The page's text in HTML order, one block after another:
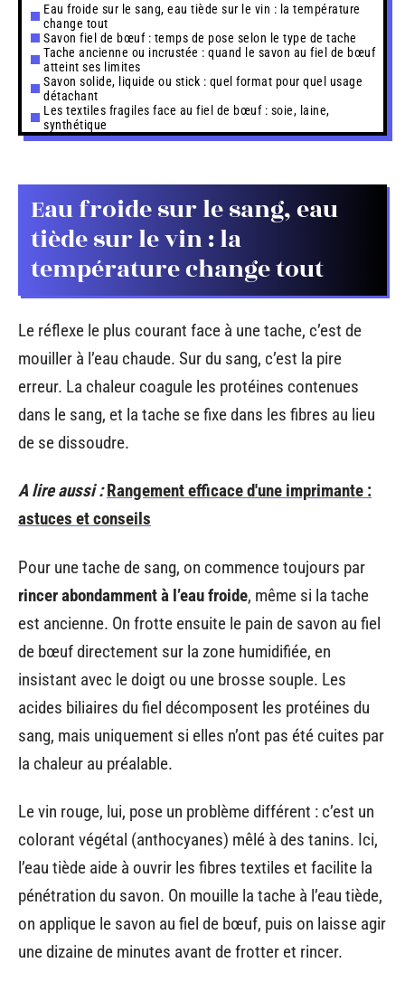
Eau froide sur le sang, eau tiède sur le vin : la température
change tout
Savon fiel de bœuf : temps de pose selon le type de tache
Tache ancienne ou incrustée : quand le savon au fiel de bœuf
atteint ses limites
Savon solide, liquide ou stick : quel format pour quel usage
détachant
Les textiles fragiles face au fiel de bœuf : soie, laine,
synthétique
Eau froide sur le sang, eau
tiède sur le vin : la
température change tout
Le réflexe le plus courant face à une tache, c’est de
mouiller à l’eau chaude. Sur du sang, c’est la pire
erreur. La chaleur coagule les protéines contenues
dans le sang, et la tache se fixe dans les fibres au lieu
de se dissoudre.
A lire aussi : Rangement efficace d'une imprimante :
astuces et conseils
Pour une tache de sang, on commence toujours par
rincer abondamment à l’eau froide, même si la tache
est ancienne. On frotte ensuite le pain de savon au fiel
de bœuf directement sur la zone humidifiée, en
insistant avec le doigt ou une brosse souple. Les
acides biliaires du fiel décomposent les protéines du
sang, mais uniquement si elles n’ont pas été cuites par
la chaleur au préalable.
Le vin rouge, lui, pose un problème différent : c’est un
colorant végétal (anthocyanes) mêlé à des tanins. Ici,
l’eau tiède aide à ouvrir les fibres textiles et facilite la
pénétration du savon. On mouille la tache à l’eau tiède,
on applique le savon au fiel de bœuf, puis on laisse agir
une dizaine de minutes avant de frotter et rincer.